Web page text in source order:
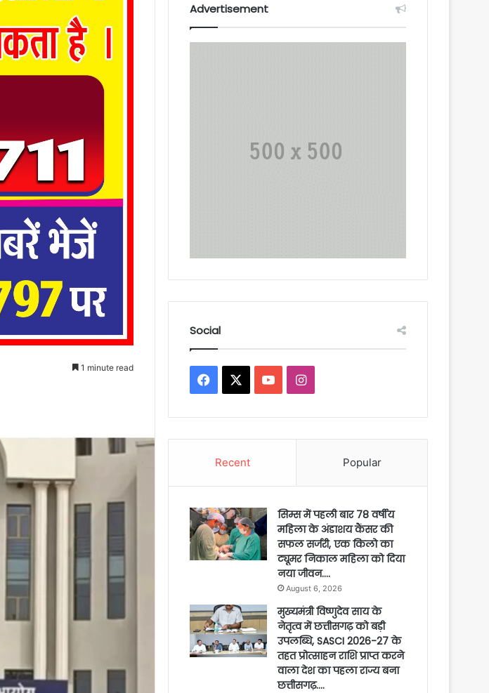
1 minute read
Advertisement
Social
Facebook YouTubeInstagram
Recent Popular
सिम्स में पहली बार 78 वर्षीय
महिला के अंडाशय कैंसर की
सफल सर्जरी, एक किलो का
ट्यूमर निकाल महिला को दिया
नया जीवन….
August 6, 2026
मुख्यमंत्री विष्णुदेव साय के
नेतृत्व में छत्तीसगढ़ को बड़ी
उपलब्धि, SASCI 2026-27 के
तहत प्रोत्साहन राशि प्राप्त करने
वाला देश का पहला राज्य बना
छत्तीसगढ़….